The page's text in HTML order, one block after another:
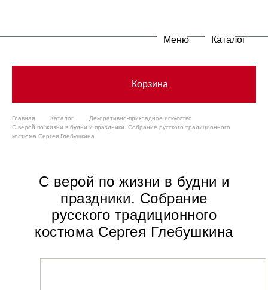
Меню Каталог
Корзина
Главная Каталог
Декоративно-прикладное искусство
С верой по жизни в будни и праздники. Собрание русского традиционного
костюма Сергея Глебушкина
С верой по жизни в будни и
праздники. Собрание
русского традиционного
костюма Сергея Глебушкина